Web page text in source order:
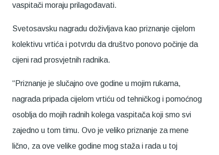
vaspitači moraju prilagođavati.
Svetosavsku nagradu doživljava kao priznanje cijelom
kolektivu vrtića i potvrdu da društvo ponovo počinje da
cijeni rad prosvjetnih radnika.
“Priznanje je slučajno ove godine u mojim rukama,
nagrada pripada cijelom vrtiću od tehničkog i pomoćnog
osoblja do mojih radnih kolega vaspitača koji smo svi
zajedno u tom timu. Ovo je veliko priznanje za mene
lično, za ove velike godine mog staža i rada u toj